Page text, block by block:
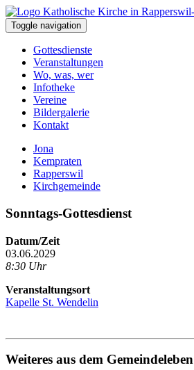
Toggle navigation
Gottesdienste
Veranstaltungen
Wo, was, wer
Infotheke
Vereine
Bildergalerie
Kontakt
Jona
Kempraten
Rapperswil
Kirchgemeinde
Sonntags-Gottesdienst
Datum/Zeit
03.06.2029
8:30 Uhr
Veranstaltungsort
Kapelle St. Wendelin
Weiteres aus dem Gemeindeleben